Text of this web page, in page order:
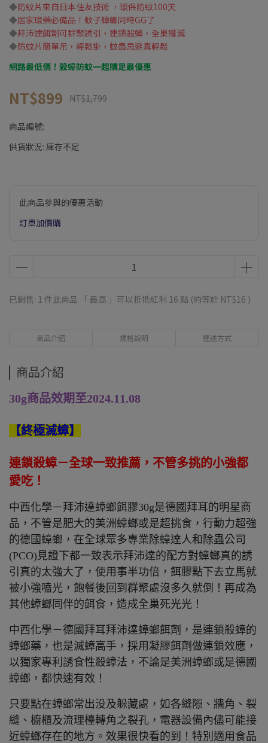
◆防蚊片來自日本住友技術 ，環保防蚊100天
◆居家環藥必備品！蚊子蟑螂同時GG了
◆拜沛達餌劑可群聚誘引，連鎖殺蟑，全巢殲滅
◆防蚊片簡單吊，輕鬆掛，蚊蟲忌避真輕鬆
網路最低價！殺蟑防蚊一起購足最優惠
NT$899 NT$1,799
商品編號:
供貨狀況: 庫存不足
此商品參與的優惠活動
訂單加價購
已銷售: 1 件此商品 「 最高 」可以折抵紅利 16 點 (約等於 NT$16 )
商品介紹 規格說明 運送方式
商品介紹
30g商品效期至2024.11.08
【終極滅蟑】
連鎖殺蟑－全球一致推薦，不管多挑的小強都
愛吃！
中西化學－拜沛達蟑螂餌膠30g是德國拜耳的明星商
品，不管是肥大的美洲蟑螂或是超挑食，行動力超強
的德國蟑螂，在全球眾多專業除蟑達人和除蟲公司
(PCO)見證下都一致表示拜沛達的配方對蟑螂真的誘
引真的太強大了，使用事半功倍，餌膠點下去立馬就
被小強嗑光，飽餐後回到群聚處沒多久就倒！再成為
其他蟑螂同伴的餌食，造成全巢死光光！
中西化學－德國拜耳拜沛達蟑螂餌劑，是連鎖殺蟑的
蟑螂藥，也是滅蟑高手，採用凝膠餌劑做連鎖效應，
以獨家專利誘食性殺蟑法，不論是美洲蟑螂或是德國
蟑螂，都快速有效！
只要點在蟑螂常出没及躲藏處，如各縫隙、牆角、裂
縫、櫥櫃及流理檯轉角之裂孔，電器設備內儘可能接
近蟑螂存在的地方。效果很快看的到！特別適用食品